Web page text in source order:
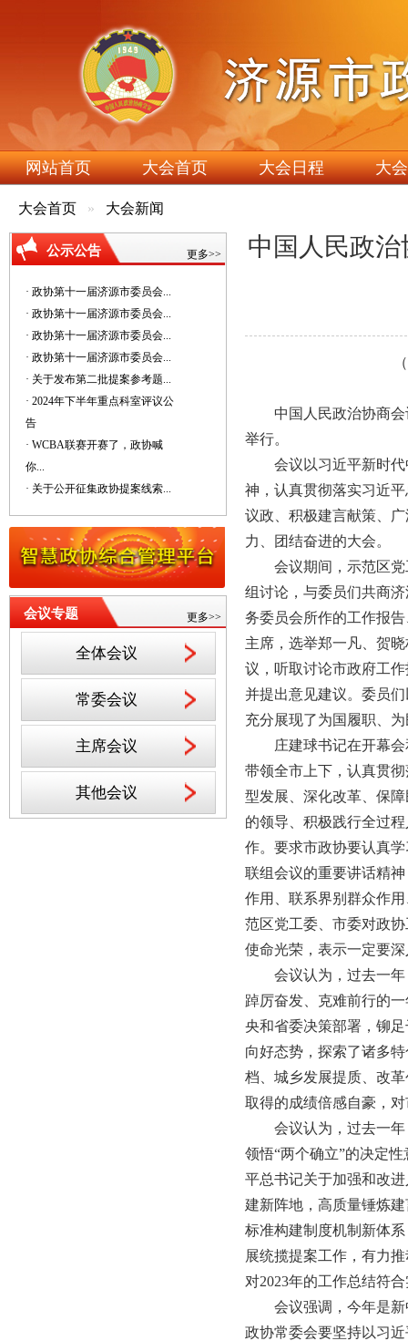
网站首页 大会首页 大会日程 大
大会首页 大会新闻
公示公告 更多>>
· 政协第十一届济源市委员会...
· 政协第十一届济源市委员会...
· 政协第十一届济源市委员会...
· 政协第十一届济源市委员会...
· 关于发布第二批提案参考题...
· 2024年下半年重点科室评议公
告
· WCBA联赛开赛了，政协喊
你...
· 关于公开征集政协提案线索...
会议专题 更多>>
全体会议
常委会议
主席会议
其他会议
中国人民政
中国人民政治协商
举行。
会议以习近平新时
神，认真贯彻落实习近
议政、积极建言献策、
力、团结奋进的大会。
会议期间，示范区
组讨论，与委员们共商
务委员会所作的工作报
主席，选举郑一凡、贺
议，听取讨论市政府工
并提出意见建议。委员
充分展现了为国履职、
庄建球书记在开幕
带领全市上下，认真贯
型发展、深化改革、保
的领导、积极践行全过
作。要求市政协要认真
联组会议的重要讲话精
作用、联系界别群众作
范区党工委、市委对政
使命光荣，表示一定要
会议认为，过去一
踔厉奋发、克难前行的
央和省委决策部署，铆
向好态势，探索了诸多
档、城乡发展提质、改
取得的成绩倍感自豪，
会议认为，过去一
领悟“两个确立”的决定
平总书记关于加强和改
建新阵地，高质量锤炼
标准构建制度机制新体
展统揽提案工作，有力
对2023年的工作总结符
会议强调，今年是
政协常委会要坚持以习